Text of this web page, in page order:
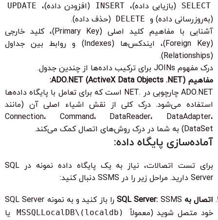
SELECT (بازیابی داده)، INSERT (افزودن داده)، UPDATE
(به‌روزرسانی داده) و DELETE (حذف داده).
آشنایی با مفاهیم کلید اصلی (Primary Key)، کلید خارجی
(Foreign Key)، ایندکس‌ها (Indexes) و روابط بین جداول
(Relationships).
درک مفهوم JOINs برای ترکیب داده‌ها از چندین جدول.
مفاهیم ADO.NET (ActiveX Data Objects .NET):
ADO.NET چارچوبی در .NET است که برای تعامل با پایگاه داده‌ها
استفاده می‌شود. درک کلی از نقش اشیاء اصلی آن (مانند
Connection، Command، DataReader، DataAdapter،
DataSet) به شما در درک روش‌های اتصال کمک می‌کند.
آماده‌سازی پایگاه داده:
برای تست اتصالات، نیاز به یک پایگاه داده نمونه در SQL
Server دارید. مراحل زیر را در SSMS دنبال کنید:
اتصال به SQL Server:
SSMS را باز کنید و به نمونه SQL Server
خود متصل شوید (معمولاً
(localdb)\MSSQLLocalDB یا